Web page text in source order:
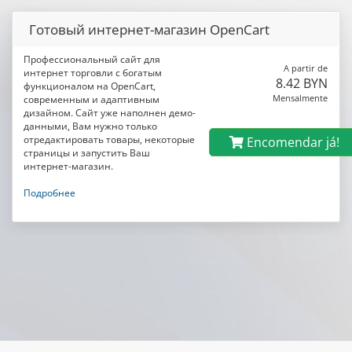
Готовый интернет-магазин OpenCart
Профессиональный сайт для
интернет торговли с богатым
функционалом на OpenCart,
современным и адаптивным
дизайном. Сайт уже наполнен демо-
данными, Вам нужно только
отредактировать товары, некоторые
страницы и запустить Ваш
интернет-магазин.
Подробнее
A partir de
8.42 BYN
Mensalmente
Encomendar já!